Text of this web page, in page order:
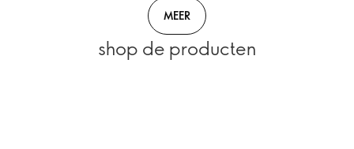
MEER
shop de producten